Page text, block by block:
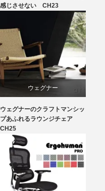
カール・ハンセン＆サン
ダイニング
椅子
感じさせない CH23
ウェグナー
オーク
カール・ハンセン＆サン
パーソナルチェア
ウェグナーのクラフトマンシッ
プあふれるラウンジチェア
CH25